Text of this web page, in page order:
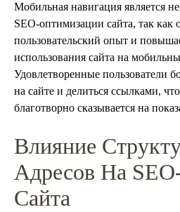
Мобильная навигация является
SEO-оптимизации сайта, так как
пользовательский опыт и
использования сайта на
Удовлетворенные пользователи
на сайте и делиться ссылками,
благотворно сказывается на
Влияние
Адресов На
Сайта